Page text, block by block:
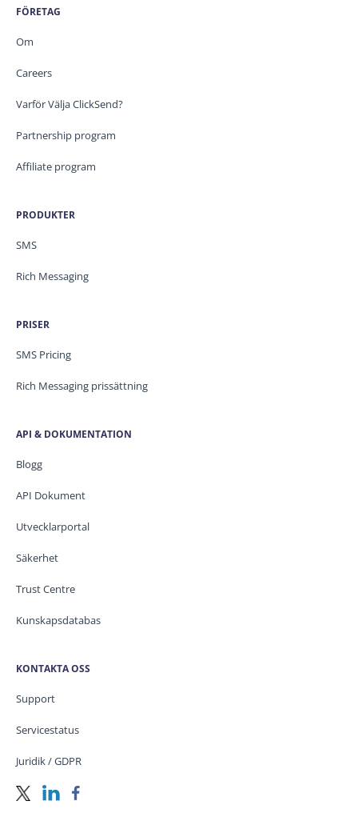
FÖRETAG
Om
Careers
Varför Välja ClickSend?
Partnership program
Affiliate program
PRODUKTER
SMS
Rich Messaging
PRISER
SMS Pricing
Rich Messaging prissättning
API & DOKUMENTATION
Blogg
API Dokument
Utvecklarportal
Säkerhet
Trust Centre
Kunskapsdatabas
KONTAKTA OSS
Support
Servicestatus
Juridik / GDPR